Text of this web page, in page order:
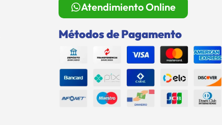
Atendimiento Online
Métodos de Pagamento